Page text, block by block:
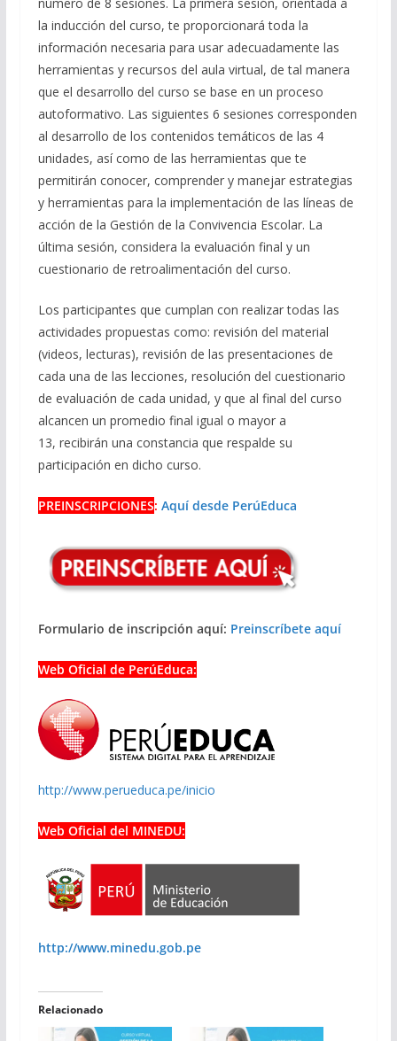
la inducción del curso, te proporcionará toda la
información necesaria para usar adecuadamente las
herramientas y recursos del aula virtual, de tal manera
que el desarrollo del curso se base en un proceso
autoformativo. Las siguientes 6 sesiones corresponden
al desarrollo de los contenidos temáticos de las 4
unidades, así como de las herramientas que te
permitirán conocer, comprender y manejar estrategias
y herramientas para la implementación de las líneas de
acción de la Gestión de la Convivencia Escolar. La
última sesión, considera la evaluación final y un
cuestionario de retroalimentación del curso.
Los participantes que cumplan con realizar todas las
actividades propuestas como: revisión del material
(videos, lecturas), revisión de las presentaciones de
cada una de las lecciones, resolución del cuestionario
de evaluación de cada unidad, y que al final del curso
alcancen un promedio final igual o mayor a
13, recibirán una constancia que respalde su
participación en dicho curso.
PREINSCRIPCIONES: Aquí desde PerúEduca
Formulario de inscripción aquí: Preinscríbete aquí
Web Oficial de PerúEduca:
http://www.perueduca.pe/inicio
Web Oficial del MINEDU:
http://www.minedu.gob.pe
Relacionado